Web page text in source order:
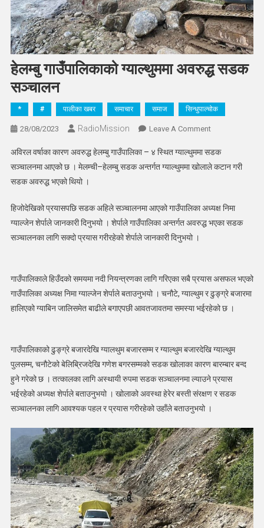
हेलम्बु गाउँपालिकाको ग्याल्थुममा अवरुद्ध सडक
सञ्चालन
* # पालीका खबर समाचार समाज सिन्धुपाल्चोक
28/08/2023 RadioMission Leave A CommentOn
गाउँपालिकाको
ग्याल्थुममा
सञ्चालन
अविरल वर्षाका कारण अवरुद्ध हेलम्बु गाउँपालिका – ४ स्थित ग्याल्थुममा सडक
सञ्चालनमा आएको छ । मेलम्ची–हेलम्बु सडक अन्तर्गत ग्याल्थुममा खोलाले कटान गरी
सडक अवरुद्ध भएको थियो ।
हिजोदेखिको प्रयासपछि सडक अहिले सञ्चालनमा आएको गाउँपालिका अध्यक्ष निमा
ग्याल्जेन शेर्पाले जानकारी दिनुभयो । शेर्पाले गाउँपालिका अन्तर्गत अवरुद्ध भएका सडक
सञ्चालनका लागि सक्दो प्रयास गरीरहेको शेर्पाले जानकारी दिनुभयो ।
गाउँपालिकाले हिउँदको समयमा नदी नियन्त्रणका लागि गरिएका सबै प्रयास असफल भएको
गाउँपालिका अध्यक्ष निमा ग्याल्जेन शेर्पाले बताउनुभयो । चनौटे, ग्याल्थुम र ढुङ्ग्रे बजारमा
हालिएको ग्याबिन जालिसमेत बाढीले बगाएपछी आवतजावतमा समस्या भईरहेको छ ।
गाउँपालिकाको ढुङ्ग्रे बजारदेखि ग्यालथुम बजारसम्म र ग्याल्थुम बजारदेखि ग्याल्थुम
पुलसम्म, चनौटेको बेलिब्रिजदेखि गणेश बगरसम्मको सडक खोलाका कारण बारम्बार बन्द
हुने गरेको छ । तत्कालका लागि अस्थायी रुपमा सडक सञ्चालनमा ल्याउने प्रयास
भईरहेको अध्यक्ष शेर्पाले बताउनुभयो । खोलाको अवस्था हेरेर बस्ती संरक्षण र सडक
सञ्चालनका लागि आवश्यक पहल र प्रयास गरीरहेको उहाँले बताउनुभयो ।